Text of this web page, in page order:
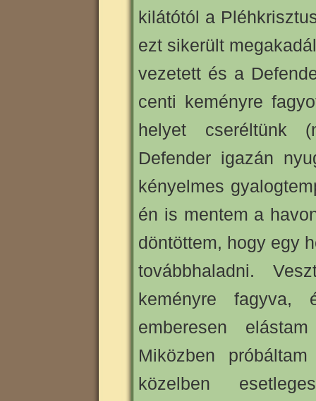
kilátótól a
ezt sikerült
vezetett és a
centi keményre
helyet cseréltünk
Defender igazán
kényelmes
én is mentem a
döntöttem, hogy egy
továbbhaladni.
keményre
emberesen
Miközben
közelben